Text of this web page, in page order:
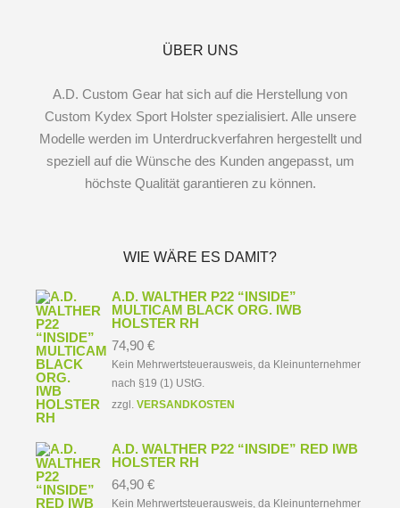
ÜBER UNS
A.D. Custom Gear hat sich auf die Herstellung von
Custom Kydex Sport Holster spezialisiert. Alle unsere
Modelle werden im Unterdruckverfahren hergestellt und
speziell auf die Wünsche des Kunden angepasst, um
höchste Qualität garantieren zu können.
WIE WÄRE ES DAMIT?
A.D. WALTHER P22 “INSIDE”
MULTICAM BLACK ORG. IWB
HOLSTER RH
74,90 €
Kein Mehrwertsteuerausweis, da Kleinunternehmer
nach §19 (1) UStG.
zzgl. VERSANDKOSTEN
A.D. WALTHER P22 “INSIDE” RED IWB
HOLSTER RH
64,90 €
Kein Mehrwertsteuerausweis, da Kleinunternehmer